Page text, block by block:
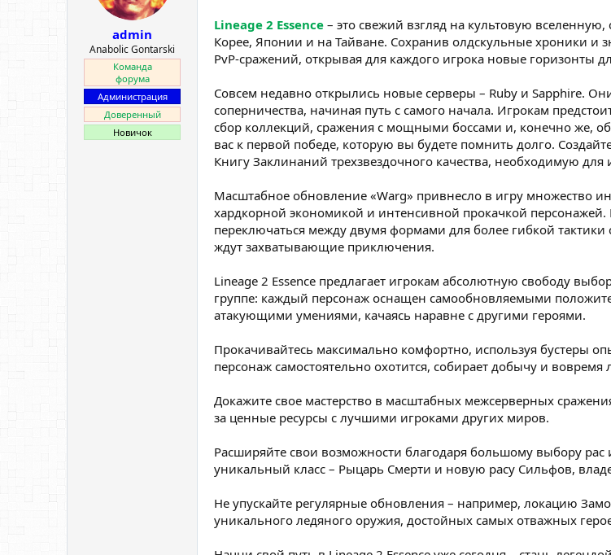
admin
Anabolic Gontarski
Команда
форума
Администрация
Доверенный
Новичок
Lineage 2 Essence – это свежий взгляд на культовую
Корее, Японии и на Тайване. Сохранив олдскульные хроники и
PvP-сражений, открывая для каждого игрока новые горизонты
Совсем недавно открылись новые серверы – Ruby и Sapphire.
соперничества, начиная путь с самого начала. Игрокам
сбор коллекций, сражения с мощными боссами и, конечно же,
вас к первой победе, которую вы будете помнить долго.
Книгу Заклинаний трехзвездочного качества, необходимую
Масштабное обновление «Warg» привнесло в игру множество
хардкорной экономикой и интенсивной прокачкой персонажей.
переключаться между двумя формами для более гибкой
ждут захватывающие приключения.
Lineage 2 Essence предлагает игрокам абсолютную свободу
группе: каждый персонаж оснащен самообновляемыми
атакующими умениями, качаясь наравне с другими героями.
Прокачивайтесь максимально комфортно, используя бустеры
персонаж самостоятельно охотится, собирает добычу и вовремя
Докажите свое мастерство в масштабных межсерверных
за ценные ресурсы с лучшими игроками других миров.
Расширяйте свои возможности благодаря большому выбору рас
уникальный класс – Рыцарь Смерти и новую расу Сильфов,
Не упускайте регулярные обновления – например, локацию
уникального ледяного оружия, достойных самых отважных